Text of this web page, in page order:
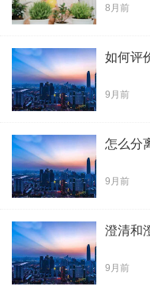
8月前
如何评
9月前
怎么分
9月前
澄清和
9月前